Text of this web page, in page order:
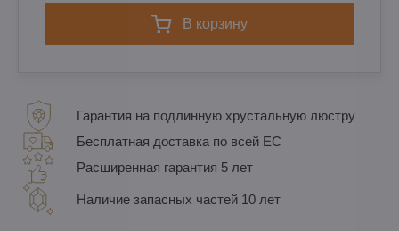
в корзину
Гарантия на подлинную хрустальную люстру
Бесплатная доставка по всей ЕС
Расширенная гарантия 5 лет
Наличие запасных частей 10 лет